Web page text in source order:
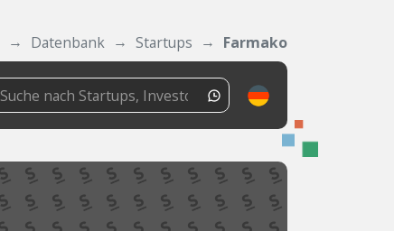
Datenbank Startups Farmako